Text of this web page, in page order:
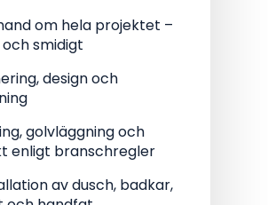
om hela projektet –
smidigt
design och
golvläggning och
enligt branschregler
av dusch, badkar,
och handfat